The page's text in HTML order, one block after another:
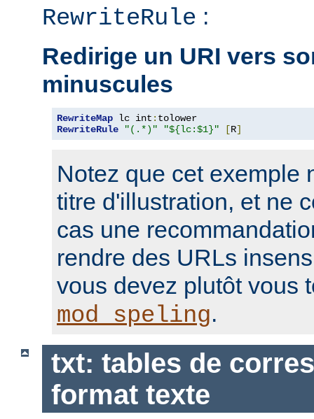
RewriteRule :
Redirige un URI vers
minuscules
RewriteMap lc int :
RewriteRule
"(.*)" "${lc:$1}" [R]
Notez que cet exemple
titre d'illustration, et ne
cas une
rendre des URLs
vous devez plutôt vous
mod_speling.
txt: tables de
format texte